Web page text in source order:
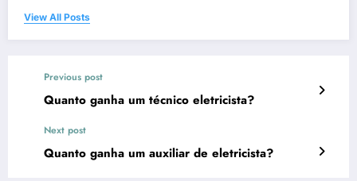
View All Posts
Previous post
Quanto ganha um técnico eletricista?
Next post
Quanto ganha um auxiliar de eletricista?